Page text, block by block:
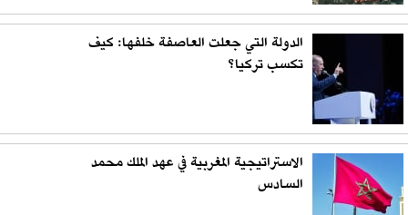
الدولة التي جعلت العاصفة خلفها: كيف
تكسب تركيا؟
الاستراتيجية المغربية في عهد الملك محمد
السادس